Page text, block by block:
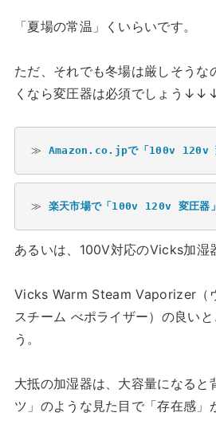
「夏場の常温」くいらいです。
ただ、それでも冬場は厳しそうな
くなら変圧器は必須でしょう
≫ Amazon.co.jpで「100v 120v
≫ 楽天市場で「100v 120v 変圧器
あるいは、100V対応のVicks加湿
Vicks Warm Steam Vaporizer（
スチーム べポライザー）の良い
う。
大抵の加湿器は、大容量になると
ツ」のような見た目で「存在感」